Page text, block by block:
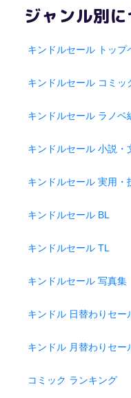
ジャンル別
キンドルセール トップ
キンドルセール コミッ
キンドルセール ラノベ
キンドルセール 小説・
キンドルセール 実用・
キンドルセール BL
キンドルセール TL
キンドルセール 写真集
キンドル 日替わりセー
キンドル 月替わりセー
コミック ランキング